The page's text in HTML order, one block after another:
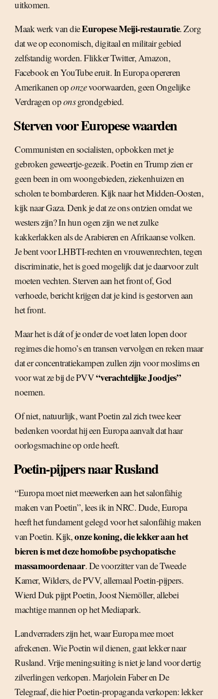
uitkomen.
Maak werk van dieEuropese Meiji-restauratie. Zorg
dat we op economisch, digitaal en militair gebied
zelfstandig worden. Flikker Twitter, Amazon,
Facebook en YouTube eruit. In Europa opereren
Amerikanen oponzevoorwaarden, geen Ongelijke
Verdragen oponsgrondgebied.
Sterven voor Europese waarden
Communisten en socialisten, opbokken met je
gebroken geweertje-gezeik. Poetin en Trump zien er
geen been in om woongebieden, ziekenhuizen en
scholen te bombarderen. Kijk naar het Midden-Oosten,
kijk naar Gaza. Denk je dat ze ons ontzien omdat we
westers zijn? In hun ogen zijn we net zulke
kakkerlakken als de Arabieren en Afrikaanse volken.
Je bent voor LHBTI-rechten en vrouwenrechten, tegen
discriminatie, het is goed mogelijk dat je daarvoor zult
moeten vechten. Sterven aan het front of, God
verhoede, bericht krijgen dat je kind is gestorven aan
het front.
Maar het is dát of je onder de voet laten lopen door
regimes die homo’s en transen vervolgen en reken maar
dat er concentratiekampen zullen zijn voor moslims en
voor wat ze bij de PVV“verachtelijke Joodjes”
noemen.
Of niet, natuurlijk, want Poetin zal zich twee keer
bedenken voordat hij een Europa aanvalt dat haar
oorlogsmachine op orde heeft.
Poetin-pijpers naar Rusland
“Europa moet niet meewerken aan het salonfähig
maken van Poetin”, lees ik in NRC. Dude, Europa
heeft het fundament gelegd voor het salonfähig maken
van Poetin. Kijk,onze koning, die lekker aan het
bieren is met deze homofobe psychopatische
massamoordenaar. De voorzitter van de Tweede
Kamer, Wilders, de PVV, allemaal Poetin-pijpers.
Wierd Duk pijpt Poetin, Joost Niemöller, allebei
machtige mannen op het Mediapark.
Landverraders zijn het, waar Europa mee moet
afrekenen. Wie Poetin wil dienen, gaat lekker naar
Rusland. Vrije meningsuiting is niet je land voor dertig
zilverlingen verkopen. Marjolein Faber en De
Telegraaf, die hier Poetin-propaganda verkopen: lekker